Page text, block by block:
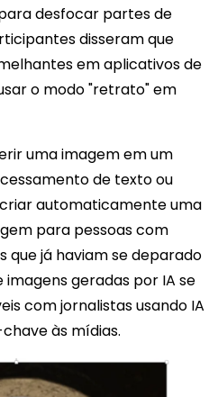
desfocar partes de
disseram que
em aplicativos de
o modo "retrato" em
uma imagem em um
de texto ou
automaticamente uma
para pessoas com
que já haviam se deparado
geradas por IA se
​​com jornalistas usando IA
às mídias.